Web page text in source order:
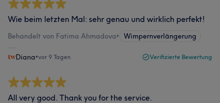
Wie beim letzten Mal: sehr genau und wirklich perfekt!
Behandelt von Fatima Ahmadova• Wimpernverlängerung
Diana•vor 9 Tagen Verifizierte Bewertung
All very good. Thank you for the service.